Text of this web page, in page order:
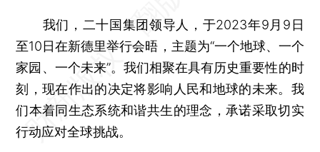
我们，二十国集团领导人，于2023年9月9日
至10日在新德里举行会晤，主题为“一个地球、一个
家园、一个未来”。我们相聚在具有历史重要性的时
刻，现在作出的决定将影响人民和地球的未来。我
们本着同生态系统和谐共生的理念，承诺采取切实
行动应对全球挑战。